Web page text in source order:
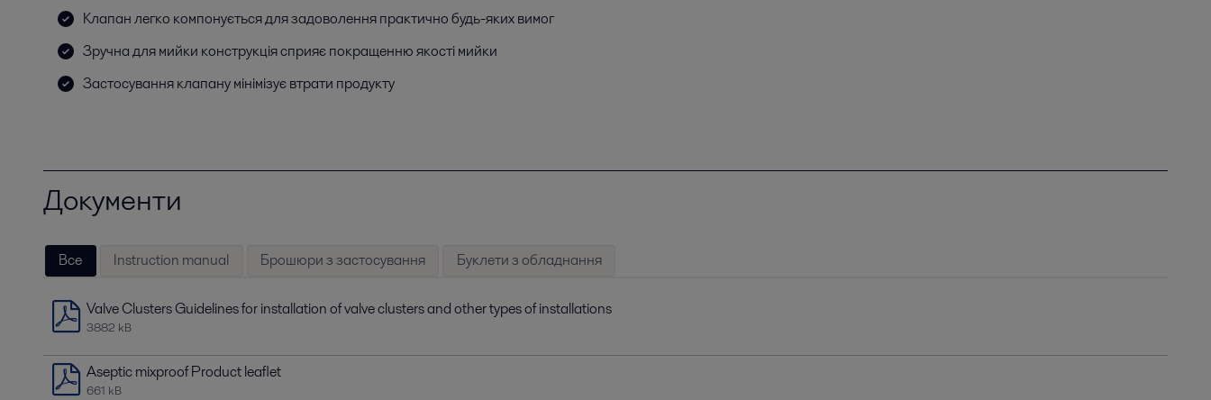
Клапан легко компонується для задоволення практично будь-яких вимог
Зручна для мийки конструкція сприяє покращенню якості мийки
Застосування клапану мінімізує втрати продукту
Документи
Все Instruction manual Брошюри з застосування Буклети з обладнання
Valve Clusters Guidelines for installation of valve clusters and other types of installations
3882 kB
Aseptic mixproof Product leaflet
661 kB